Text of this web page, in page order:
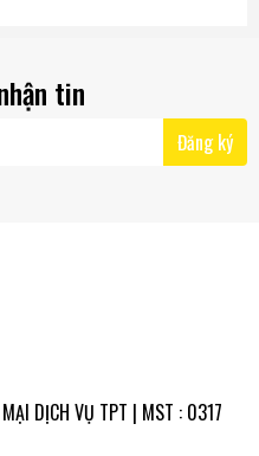
tin
Đăng ký
DỊCH VỤ TPT | MST : 0317